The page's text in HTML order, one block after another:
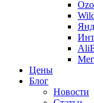
Цены
Блог
Новости